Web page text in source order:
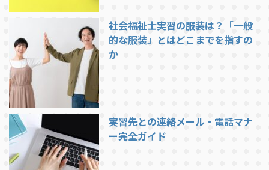
社会福祉士実習の服装は？「一般
的な服装」とはどこまでを指すの
か
実習先との連絡メール・電話マナ
ー完全ガイド